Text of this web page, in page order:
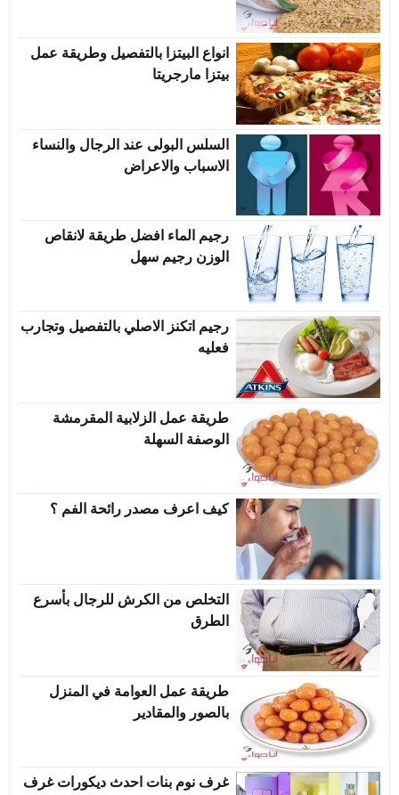
انواع البيتزا بالتفصيل وطريقة عمل
بيتزا مارجريتا
السلس البولى عند الرجال والنساء
الاسباب والاعراض
رجيم الماء افضل طريقة لانقاص
الوزن رجيم سهل
رجيم اتكنز الاصلي بالتفصيل وتجارب
فعليه
طريقة عمل الزلابية المقرمشة
الوصفة السهلة
كيف اعرف مصدر رائحة الفم ؟
التخلص من الكرش للرجال بأسرع
الطرق
طريقة عمل العوامة في المنزل
بالصور والمقادير
غرف نوم بنات احدث ديكورات غرف